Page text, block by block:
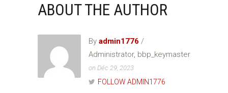
ABOUT THE AUTHOR
By admin1776 /
Administrator, bbp_keymaster
on Déc 29, 2023
FOLLOW ADMIN1776